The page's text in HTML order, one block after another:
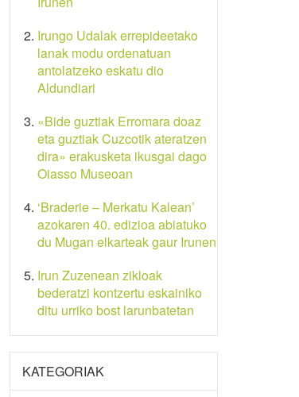
Irungo Udalak errepideetako
lanak modu ordenatuan
antolatzeko eskatu dio
Aldundiari
«Bide guztiak Erromara doaz
eta guztiak Cuzcotik ateratzen
dira» erakusketa ikusgai dago
Oiasso Museoan
‘Braderie – Merkatu Kalean’
azokaren 40. edizioa abiatuko
du Mugan elkarteak gaur Irunen
Irun Zuzenean zikloak
bederatzi kontzertu eskainiko
ditu urriko bost larunbatetan
KATEGORIAK